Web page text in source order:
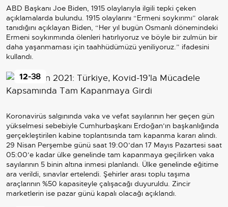
ABD Başkanı Joe Biden, 1915 olaylarıyla ilgili tepki çeken
açıklamalarda bulundu. 1915 olaylarını “Ermeni soykırımı” olarak
tanıdığını açıklayan Biden, “Her yıl bugün Osmanlı dönemindeki
Ermeni soykırımında ölenleri hatırlıyoruz ve böyle bir zulmün bir
daha yaşanmaması için taahhüdümüzü yeniliyoruz.” ifadesini
kullandı.
Koronavirüs salgınında vaka ve vefat sayılarının her geçen gün
yükselmesi sebebiyle Cumhurbaşkanı Erdoğan’ın başkanlığında
gerçekleştirilen kabine toplantısında tam kapanma kararı alındı.
29 Nisan Perşembe günü saat 19:00’dan 17 Mayıs Pazartesi saat
05:00’e kadar ülke genelinde tam kapanmaya geçilirken vaka
sayılarının 5 binin altına inmesi planlandı. Ülke genelinde eğitime
ara verildi, sınavlar ertelendi. Şehirler arası toplu taşıma
araçlarının %50 kapasiteyle çalışacağı duyuruldu. Zincir
marketlerin ise pazar günü kapalı olacağı açıklandı.
12-38